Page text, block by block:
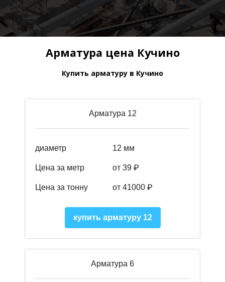
Арматура цена Кучино
Купить арматуру в Кучино
Арматура 12
диаметр 12 мм
Цена за метр от 39 ₽
Цена за тонну от 41000 ₽
купить арматуру 12
Арматура 6